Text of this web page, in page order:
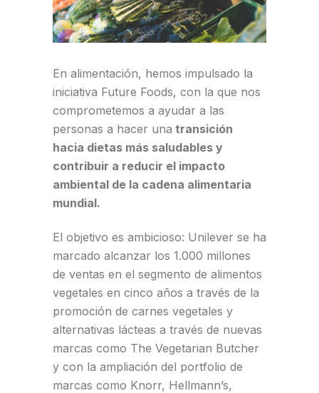
En alimentación, hemos impulsado la
iniciativa Future Foods, con la que nos
comprometemos a ayudar a las
personas a hacer una transición
hacia dietas más saludables y
contribuir a reducir el impacto
ambiental de la cadena alimentaria
mundial.
El objetivo es ambicioso: Unilever se ha
marcado alcanzar los 1.000 millones
de ventas en el segmento de alimentos
vegetales en cinco años a través de la
promoción de carnes vegetales y
alternativas lácteas a través de nuevas
marcas como The Vegetarian Butcher
y con la ampliación del portfolio de
marcas como Knorr, Hellmann’s,